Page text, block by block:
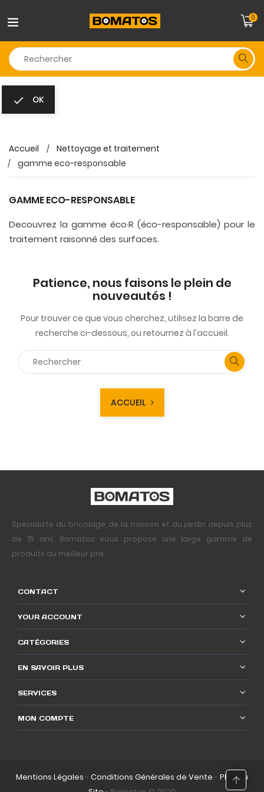
0
Accueil
Nettoyage et traitement
gamme eco-responsable
GAMME ECO-RESPONSABLE
Decouvrez la gamme éco·R (éco-responsable) pour le
traitement raisonné des surfaces.
Patience, nous faisons le plein de
nouveautés !
Pour trouver ce que vous cherchez, utilisez la barre de
recherche ci-dessous, ou retournez à l'accueil.
ACCUEIL
 OK
Spécialiste du bricolage, de la maison et du jardin depuis plus
de 15 ans, Bomatos vous propose une large gamme de
produits au meilleur prix.
CONTACT
YOUR ACCOUNT
CATÉGORIES
EN SAVOIR PLUS
SERVICES
MON COMPTE
Mentions Légales - Conditions Générales de Vente - Plan du